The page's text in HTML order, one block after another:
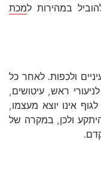
במהירות למכת
ולכפות. לאחר כל
ראש, עיטושים,
אינו יוצא מעצמו,
ולכן, במקרה של